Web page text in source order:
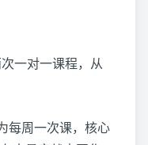
一对一课程，从
每周一次课，核心